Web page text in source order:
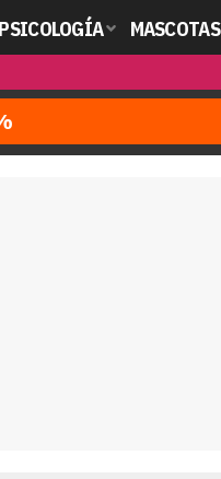
PSICOLOGÍA MASCOTAS